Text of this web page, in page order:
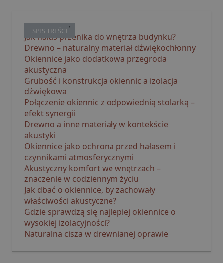
SPIS TREŚCI
Jak hałas przenika do wnętrza budynku?
Drewno – naturalny materiał dźwiękochłonny
Okiennice jako dodatkowa przegroda
akustyczna
Grubość i konstrukcja okiennic a izolacja
dźwiękowa
Połączenie okiennic z odpowiednią stolarką –
efekt synergii
Drewno a inne materiały w kontekście
akustyki
Okiennice jako ochrona przed hałasem i
czynnikami atmosferycznymi
Akustyczny komfort we wnętrzach –
znaczenie w codziennym życiu
Jak dbać o okiennice, by zachowały
właściwości akustyczne?
Gdzie sprawdzą się najlepiej okiennice o
wysokiej izolacyjności?
Naturalna cisza w drewnianej oprawie